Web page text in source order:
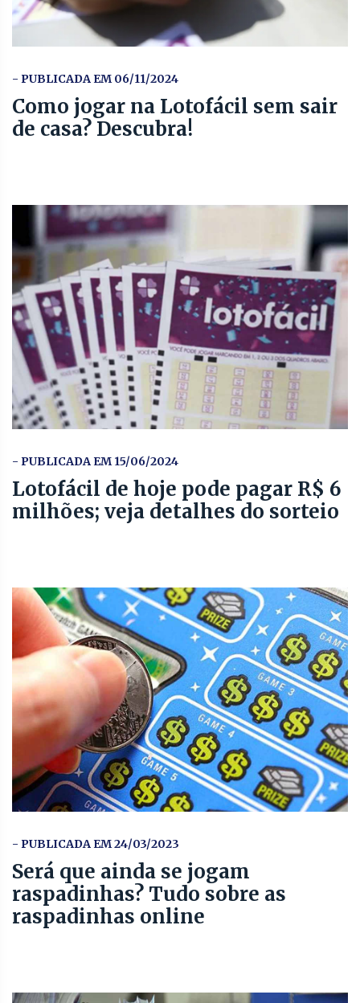
- PUBLICADA EM 06/11/2024
Como jogar na Lotofácil sem sair
de casa? Descubra!
- PUBLICADA EM 15/06/2024
Lotofácil de hoje pode pagar R$ 6
milhões; veja detalhes do sorteio
- PUBLICADA EM 24/03/2023
Será que ainda se jogam
raspadinhas? Tudo sobre as
raspadinhas online